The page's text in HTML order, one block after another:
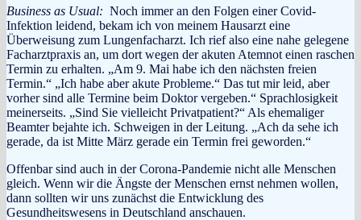
Business as Usual: Noch immer an den Folgen einer Covid-
Infektion leidend, bekam ich von meinem Hausarzt eine
Überweisung zum Lungenfacharzt. Ich rief also eine nahe gelegene
Facharztpraxis an, um dort wegen der akuten Atemnot einen raschen
Termin zu erhalten. „Am 9. Mai habe ich den nächsten freien
Termin.“ „Ich habe aber akute Probleme.“ Das tut mir leid, aber
vorher sind alle Termine beim Doktor vergeben.“ Sprachlosigkeit
meinerseits. „Sind Sie vielleicht Privatpatient?“ Als ehemaliger
Beamter bejahte ich. Schweigen in der Leitung. „Ach da sehe ich
gerade, da ist Mitte März gerade ein Termin frei geworden.“
Offenbar sind auch in der Corona-Pandemie nicht alle Menschen
gleich. Wenn wir die Ängste der Menschen ernst nehmen wollen,
dann sollten wir uns zunächst die Entwicklung des
Gesundheitswesens in Deutschland anschauen.